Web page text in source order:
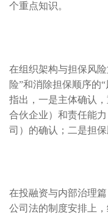
个重点知识。
在组织架构与担保风
险”和消除担保顺序的
指出，一是主体确认
合伙企业）和责任能
司）的确认；二是担
在投融资与内部治理
公司法的制度安排上